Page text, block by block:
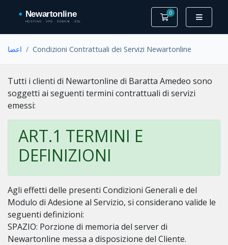
0
کارت خرید
اعضا Condizioni Contrattuali dei Servizi Newartonline
Tutti i clienti di Newartonline di Baratta Amedeo sono
soggetti ai seguenti termini contrattuali di servizi
emessi:
ART.1 TERMINI E
DEFINIZIONI
Agli effetti delle presenti Condizioni Generali e del
Modulo di Adesione al Servizio, si considerano valide le
seguenti definizioni:
SPAZIO: Porzione di memoria del server di
Newartonline messa a disposizione del Cliente.